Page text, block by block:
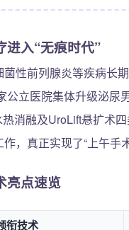
进入“无痕时代”
性前列腺炎等疾病长
公立医院集体升级泌
消融及UroLift悬扩术
，真正实现了“上午
亮点速览
衔技术